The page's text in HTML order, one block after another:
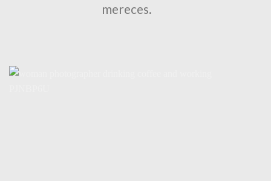
mereces.